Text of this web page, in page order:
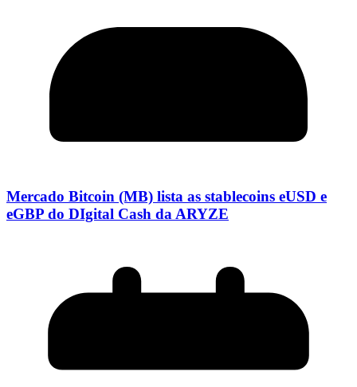
Mercado Bitcoin (MB) lista as stablecoins eUSD e
eGBP do DIgital Cash da ARYZE